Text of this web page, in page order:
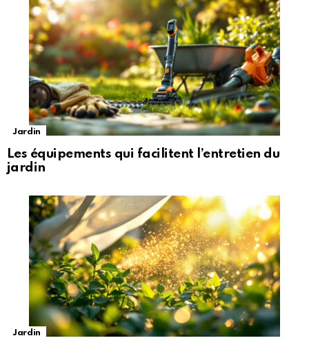
Jardin
Les équipements qui facilitent l’entretien du
jardin
Jardin